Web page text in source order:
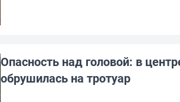
Опасность над головой: в
обрушилась на тротуар